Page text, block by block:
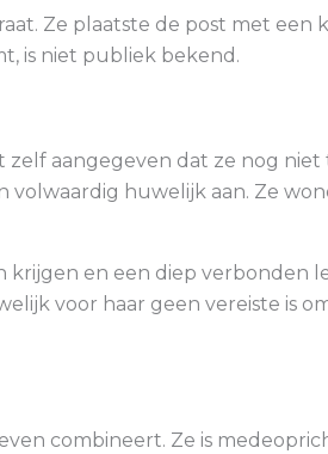
Ze plaatste de post met een
is niet publiek bekend.
zelf aangegeven dat ze nog
huwelijk aan. Ze
krijgen en een diep verbonden
voor haar geen vereiste is
combineert. Ze is